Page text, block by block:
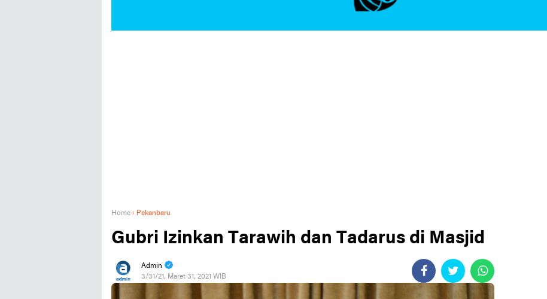
Home › Pekanbaru
Gubri Izinkan Tarawih dan Tadarus di Masjid
Admin
3/31/21, Maret 31, 2021 WIB